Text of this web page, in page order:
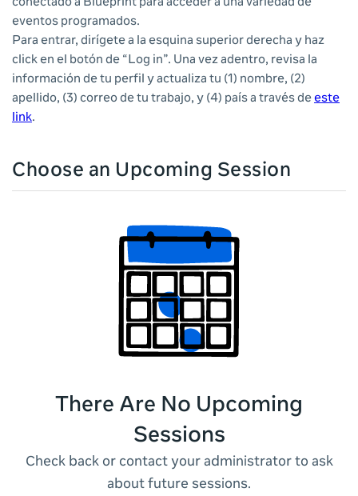
conectado a Blueprint para acceder a una variedad de
eventos programados.
Para entrar, dirígete a la esquina superior derecha y haz
click en el botón de “Log in”. Una vez adentro, revisa la
información de tu perfil y actualiza tu (1) nombre, (2)
apellido, (3) correo de tu trabajo, y (4) país a través de este
link.
Choose an Upcoming Session
There Are No Upcoming
Sessions
Check back or contact your administrator to ask
about future sessions.